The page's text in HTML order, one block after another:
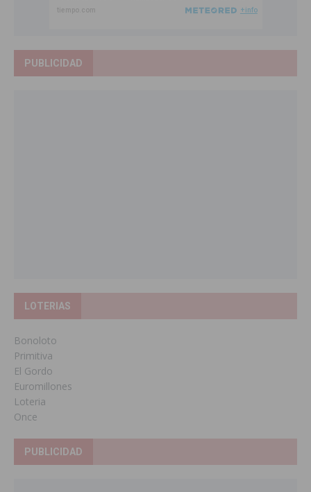
PUBLICIDAD
LOTERIAS
Bonoloto
Primitiva
El Gordo
Euromillones
Loteria
Once
PUBLICIDAD